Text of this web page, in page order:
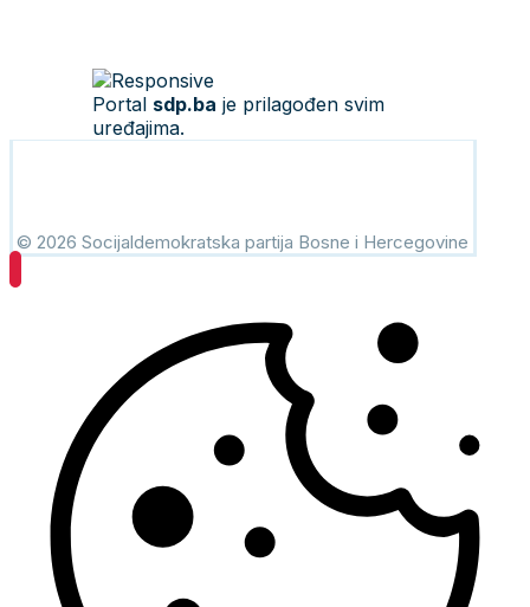
Portal sdp.ba je prilagođen svim
uređajima.
© 2026 Socijaldemokratska partija Bosne i Hercegovine